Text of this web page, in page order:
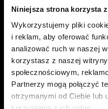
Niniejsza strona korzysta
Wykorzystujemy pliki
i reklam, aby oferować
analizować ruch w naszej
korzystasz z naszej
społecznościowym,
Partnerzy mogą połączyć
otrzymanymi od Ciebie lub
Mieszanki Pellini
domu w wyjątkowe
samą jakością, jaką
Kapsułki, kawa
swój sposób, by
WSZYSTKIE MIESZANKI